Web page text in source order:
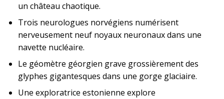
un château chaotique.
Trois neurologues norvégiens numérisent
nerveusement neuf noyaux neuronaux dans une
navette nucléaire.
Le géomètre géorgien grave grossièrement des
glyphes gigantesques dans une gorge glaciaire.
Une exploratrice estonienne explore